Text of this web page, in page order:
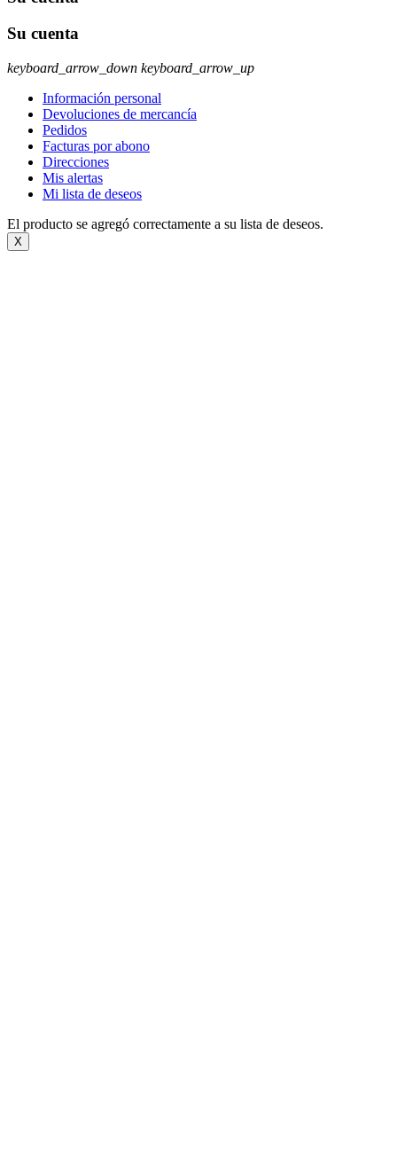
Su cuenta
keyboard_arrow_down keyboard_arrow_up
Información personal
Devoluciones de mercancía
Pedidos
Facturas por abono
Direcciones
Mis alertas
Mi lista de deseos
El producto se agregó correctamente a su lista de deseos.
X